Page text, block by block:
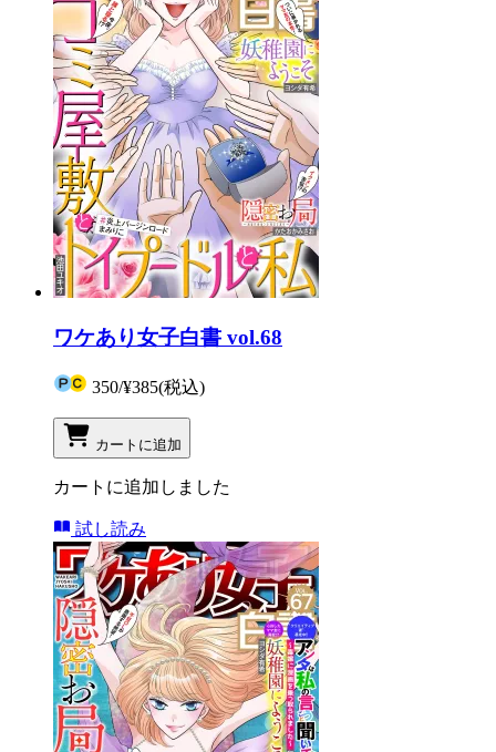
ワケあり女子白書 vol.68
350/¥385(税込)
カートに追加
カートに追加しました
試し読み